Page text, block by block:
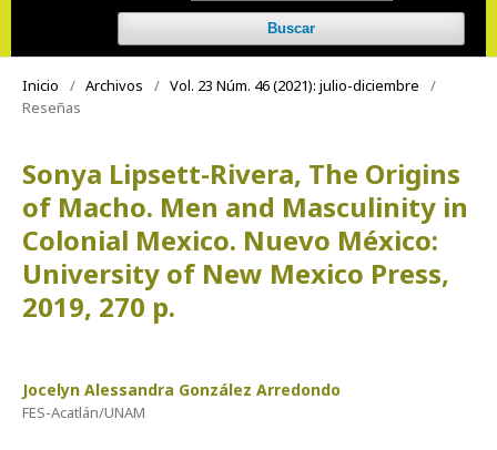
Buscar
Inicio / Archivos / Vol. 23 Núm. 46 (2021): julio-diciembre
/
Reseñas
Sonya Lipsett-Rivera, The Origins
of Macho. Men and Masculinity in
Colonial Mexico. Nuevo México:
University of New Mexico Press,
2019, 270 p.
Jocelyn Alessandra González Arredondo
FES-Acatlán/UNAM